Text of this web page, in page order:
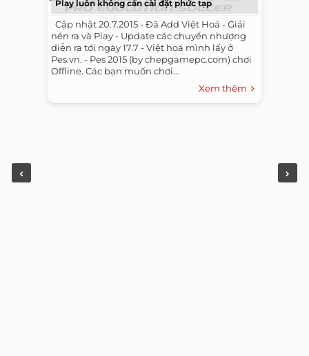
Play luôn không cần cài đặt phức tạp
​ ​ Cập nhật 20.7.2015 - Đã Add Việt Hoá - Giải
nén ra và Play - Update các chuyển nhượng
diễn ra tới ngày 17.7 - Việt hoá mình lấy ở
Pes.vn. - Pes 2015 (by chepgamepc.com) chơi
Offline. Các bạn muốn chơi...
Xem thêm